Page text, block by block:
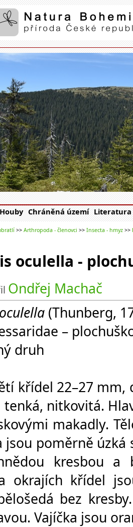
Houby Chráněná území Literatura
>> Arthropoda - členovci >> Insecta - hmyz >>
oculella -
Ondřej Machač
(Thunberg,
–
druh
křídel 22–27
tenká, nitkovitá.
makadly.
jsou poměrně
kresbou
okrajích křídel
bez
Vajíčka jsou